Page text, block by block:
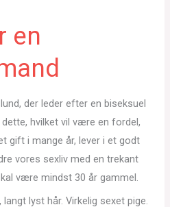
en
der leder efter en biseksuel
hvilket vil være en fordel,
gift i mange år, lever i et godt
vores sexliv med en trekant
være mindst 30 år gammel.
lyst hår. Virkelig sexet pige.